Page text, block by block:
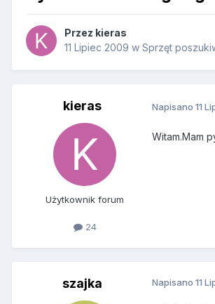
Przez kieras
11 Lipiec 2009 w Sprzęt
kieras
Użytkownik forum
24
Napisano 11
Witam.Mam
szajka Napisano 11